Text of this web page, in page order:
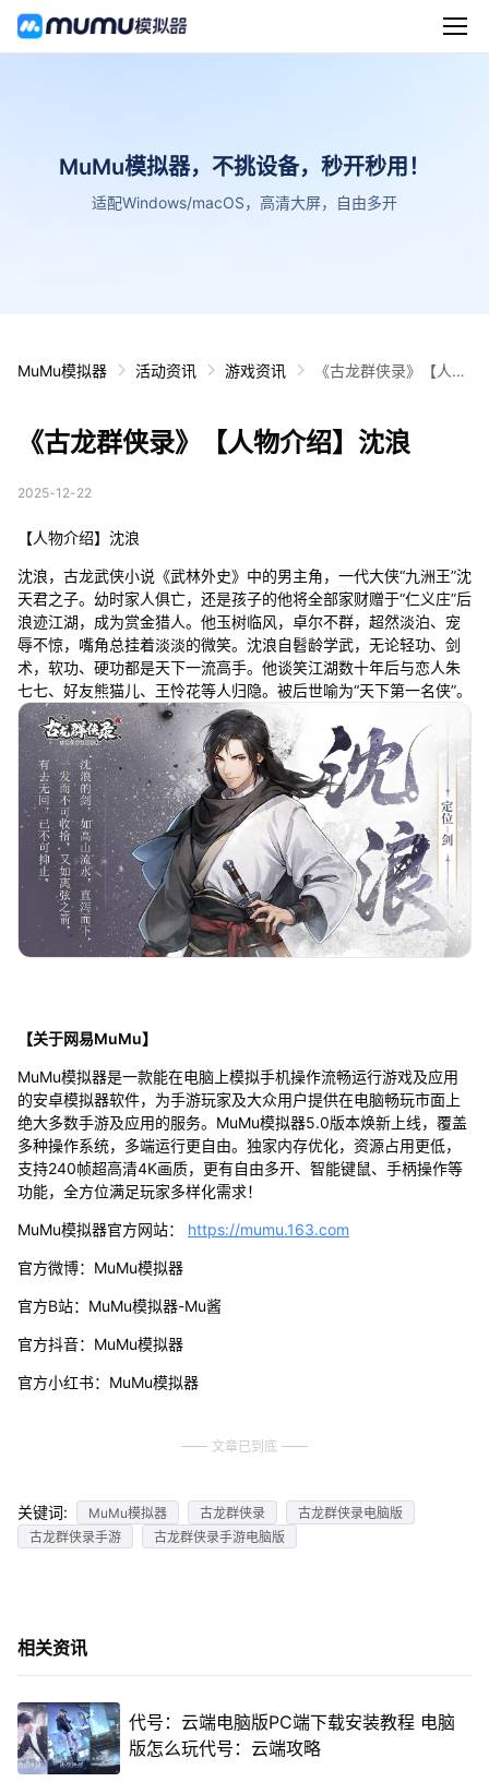
MuMu模拟器，不挑设备，秒开秒用！
适配Windows/macOS，高清大屏，自由多开
MuMu模拟器 活动资讯 游戏资讯
《古龙群侠录》【人物
《古龙群侠录》【人物介绍】沈浪
2025-12-22
【人物介绍】沈浪
沈浪，古龙武侠小说《武林外史》中的男主角，一代大侠“九洲王”沈
天君之子。幼时家人俱亡，还是孩子的他将全部家财赠于“仁义庄”后
浪迹江湖，成为赏金猎人。他玉树临风，卓尔不群，超然淡泊、宠
辱不惊，嘴角总挂着淡淡的微笑。沈浪自髫龄学武，无论轻功、剑
术，软功、硬功都是天下一流高手。他谈笑江湖数十年后与恋人朱
七七、好友熊猫儿、王怜花等人归隐。被后世喻为“天下第一名侠”。
【关于网易MuMu】
MuMu模拟器是一款能在电脑上模拟手机操作流畅运行游戏及应用
的安卓模拟器软件，为手游玩家及大众用户提供在电脑畅玩市面上
绝大多数手游及应用的服务。MuMu模拟器5.0版本焕新上线，覆盖
多种操作系统，多端运行更自由。独家内存优化，资源占用更低，
支持240帧超高清4K画质，更有自由多开、智能键鼠、手柄操作等
功能，全方位满足玩家多样化需求！
MuMu模拟器官方网站： https://mumu.163.com
官方微博：MuMu模拟器
官方B站：MuMu模拟器-Mu酱
官方抖音：MuMu模拟器
官方小红书：MuMu模拟器
文章已到底
关键词: MuMu模拟器 古龙群侠录
古龙群侠录电脑版
古龙群侠录手游
古龙群侠录手游电脑版
相关资讯
代号：云端电脑版PC端下载安装教程 电脑
版怎么玩代号：云端攻略